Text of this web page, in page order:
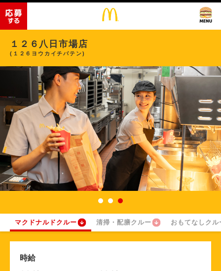
１２６八日市場店
(１２６ヨウカイチバテン)
マクドナルドクルー 清掃・配膳クルー おもてなしクル
時給